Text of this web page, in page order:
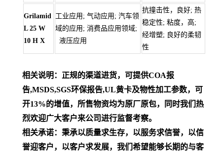
Grilamid
L 25 W
10 H X
工业应用; 气动应用; 汽车领
域的应用; 消费品应用领域;
液压应用
抗撞击性，良好; 热
稳定性; 粘度，高;
经增塑; 良好的柔韧
性
相关说明：正规的渠道进货，可提供COA报
告,MSDS,SGS环保报告,UL黄卡及物性加工参数，可
开13%的增值，所售物资均为原厂原包，同时我们热
烈欢迎广大客户来公司进行监督考察。
相关承诺：秉承以质量求生存，以服务求信誉，以信
誉迎客户，以客户求发展，我们希望能够长期的与客